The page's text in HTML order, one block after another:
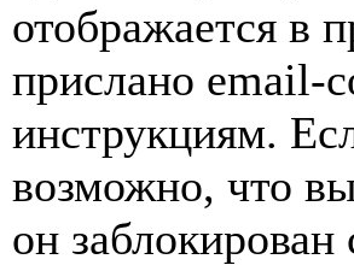
отображается в
прислано email-
инструкциям.
возможно, что
он